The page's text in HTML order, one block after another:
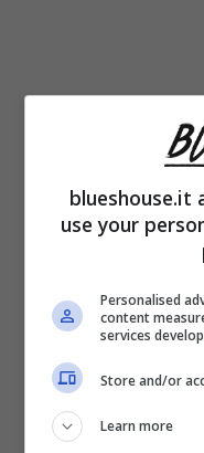
Ed ovviamente
Spinalbese a
Bruganelli. Tra i
differenza di età,
ben 21 in più di
due stanno
stato svelato
blueshouse.it
use your
Personalised
content
services
Store and/or
Learn more